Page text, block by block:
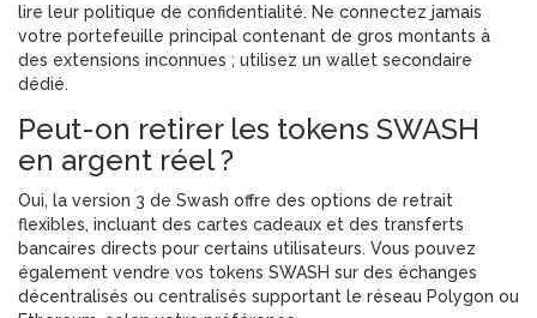
lire leur politique de confidentialité. Ne connectez jamais
votre portefeuille principal contenant de gros montants à
des extensions inconnues ; utilisez un wallet secondaire
dédié.
Peut-on retirer les tokens SWASH
en argent réel ?
Oui, la version 3 de Swash offre des options de retrait
flexibles, incluant des cartes cadeaux et des transferts
bancaires directs pour certains utilisateurs. Vous pouvez
également vendre vos tokens SWASH sur des échanges
décentralisés ou centralisés supportant le réseau Polygon ou